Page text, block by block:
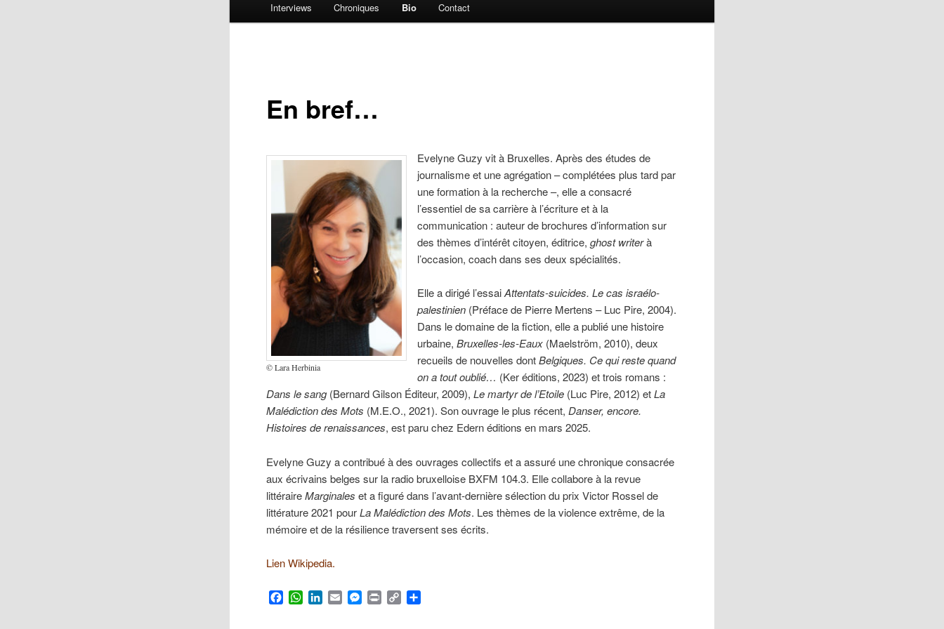
Interviews Chroniques Bio Contact
En bref…
© Lara Herbinia
Evelyne Guzy vit à Bruxelles. Après des études de
journalisme et une agrégation – complétées plus tard par
une formation à la recherche –, elle a consacré
l’essentiel de sa carrière à l’écriture et à la
communication : auteur de brochures d’information sur
des thèmes d’intérêt citoyen, éditrice,ghost writerà
l’occasion, coach dans ses deux spécialités.
Elle a dirigé l’essaiAttentats-suicides. Le cas israélo-
palestinien (Préface de Pierre Mertens – Luc Pire, 2004).
Dans le domaine de la fiction, elle a publié une histoire
urbaine,Bruxelles-les-Eaux (Maelström, 2010), deux
recueils de nouvelles dontBelgiques. Ce qui reste quand
on a tout oublié… (Ker éditions, 2023) et trois romans :
Dans le sang(Bernard Gilson Éditeur, 2009),Le martyr de l’Etoile (Luc Pire, 2012) etLa
Malédiction des Mots (M.E.O., 2021). Son ouvrage le plus récent,Danser, encore.
Histoires de renaissances, est paru chez Edern éditions en mars 2025.
Evelyne Guzy a contribué à des ouvrages collectifs eta assuré une chronique consacrée
aux écrivains belges sur la radio bruxelloise BXFM 104.3. Elle collabore à la revue
littéraireMarginaleset a figuré dans l’avant-dernière sélection du prix Victor Rossel de
littérature 2021 pourLa Malédiction des Mots. Les thèmes de la violence extrême, de la
mémoire et de la résilience traversent ses écrits.
Lien Wikipedia.
Facebook
WhatsApp
LinkedIn
EmailMessenger
Print Copy